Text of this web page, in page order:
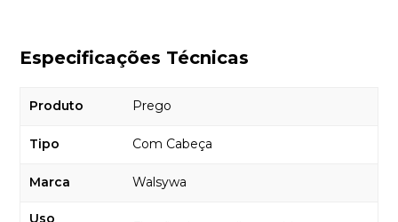
Especificações Técnicas
Produto Prego
Tipo Com Cabeça
Marca Walsywa
Uso